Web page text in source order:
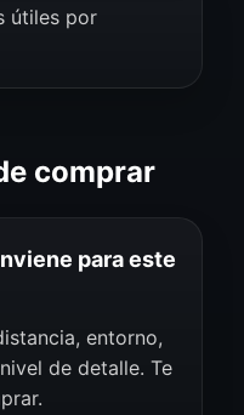
útiles por
comprar
para este
entorno,
de detalle. Te